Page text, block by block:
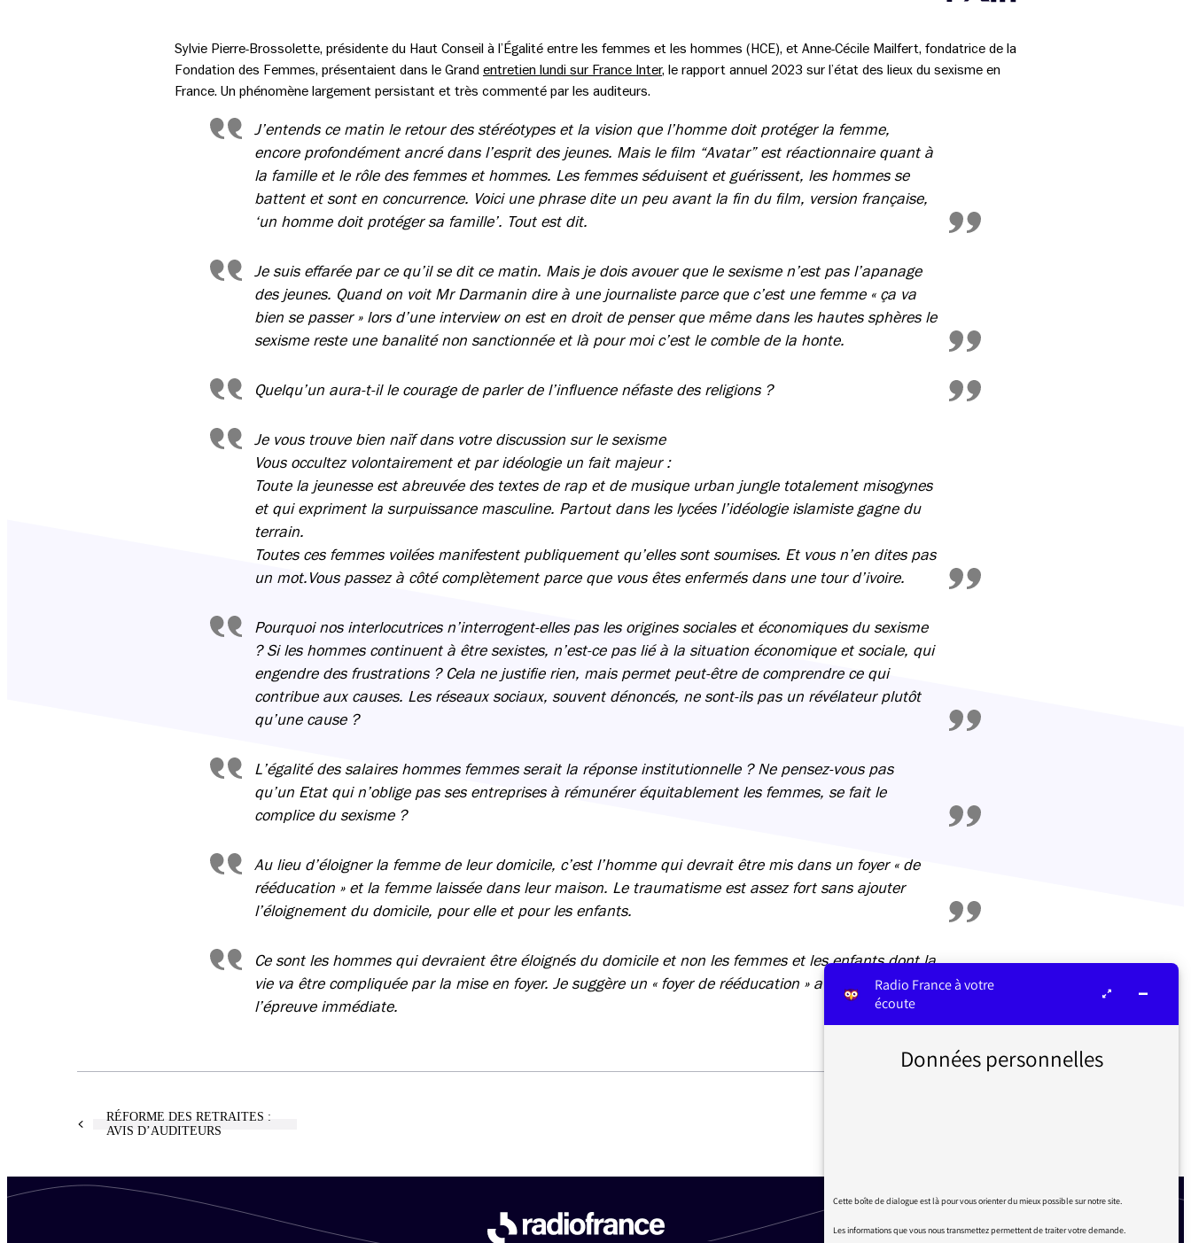
Sylvie Pierre-Brossolette, présidente du Haut Conseil à l’Égalité entre les femmes et les hommes (HCE), et Anne-Cécile Mailfert, fondatrice de la
Fondation des Femmes, présentaient dans le Grand entretien lundi sur France Inter, le rapport annuel 2023 sur l’état des lieux du sexisme en
France. Un phénomène largement persistant et très commenté par les auditeurs.
J’entends ce matin le retour des stéréotypes et la vision que l’homme doit protéger la femme,
encore profondément ancré dans l’esprit des jeunes. Mais le film “Avatar” est réactionnaire quant à
la famille et le rôle des femmes et hommes. Les femmes séduisent et guérissent, les hommes se
battent et sont en concurrence. Voici une phrase dite un peu avant la fin du film, version française,
‘un homme doit protéger sa famille’. Tout est dit.
Je suis effarée par ce qu’il se dit ce matin. Mais je dois avouer que le sexisme n’est pas l’apanage
des jeunes. Quand on voit Mr Darmanin dire à une journaliste parce que c’est une femme « ça va
bien se passer » lors d’une interview on est en droit de penser que même dans les hautes sphères le
sexisme reste une banalité non sanctionnée et là pour moi c’est le comble de la honte.
Quelqu’un aura-t-il le courage de parler de l’influence néfaste des religions ?
Je vous trouve bien naïf dans votre discussion sur le sexisme
Vous occultez volontairement et par idéologie un fait majeur :
Toute la jeunesse est abreuvée des textes de rap et de musique urban jungle totalement misogynes
et qui expriment la surpuissance masculine. Partout dans les lycées l’idéologie islamiste gagne du
terrain.
Toutes ces femmes voilées manifestent publiquement qu’elles sont soumises. Et vous n’en dites pas
un mot.Vous passez à côté complètement parce que vous êtes enfermés dans une tour d’ivoire.
Pourquoi nos interlocutrices n’interrogent-elles pas les origines sociales et économiques du sexisme
? Si les hommes continuent à être sexistes, n’est-ce pas lié à la situation économique et sociale, qui
engendre des frustrations ? Cela ne justifie rien, mais permet peut-être de comprendre ce qui
contribue aux causes. Les réseaux sociaux, souvent dénoncés, ne sont-ils pas un révélateur plutôt
qu’une cause ?
L’égalité des salaires hommes femmes serait la réponse institutionnelle ? Ne pensez-vous pas
qu’un Etat qui n’oblige pas ses entreprises à rémunérer équitablement les femmes, se fait le
complice du sexisme ?
Au lieu d’éloigner la femme de leur domicile, c’est l’homme qui devrait être mis dans un foyer « de
rééducation » et la femme laissée dans leur maison. Le traumatisme est assez fort sans ajouter
l’éloignement du domicile, pour elle et pour les enfants.
Ce sont les hommes qui devraient être éloignés du domicile et non les femmes et les enfants dont la
vie va être compliquée par la mise en foyer. Je suggère un « foyer de rééducation » avec mise à
l’épreuve immédiate.
RÉFORME DES RETRAITES :
AVIS D’AUDITEURS
Radio France à votre
écoute
Données personnelles
Cette boîte de dialogue est là pour vous orienter du mieux possible sur notre site.
Les informations que vous nous transmettez permettent de traiter votre demande.